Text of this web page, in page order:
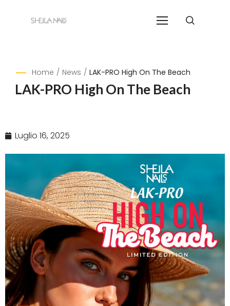
Home / News / LAK-PRO High On The Beach
LAK-PRO High On The Beach
Luglio 16, 2025